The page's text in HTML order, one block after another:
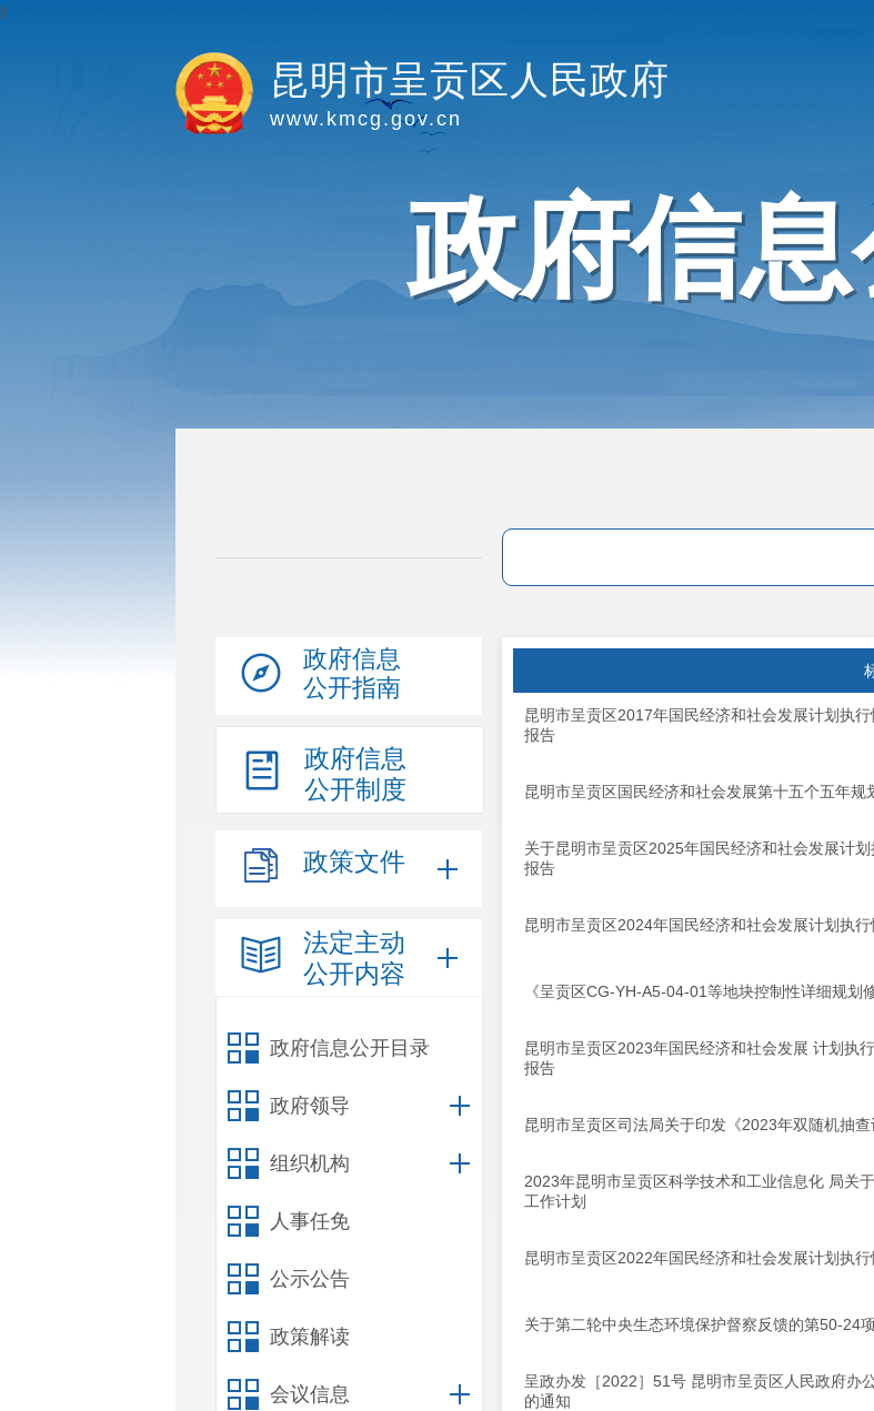
y
昆明市呈贡区人民政府
www.kmcg.gov.cn
政府信
政府信息
公开指南
政府信息
公开制度
政策文件
法定主动
公开内容
政府信息公开目录
政府领导
组织机构
人事任免
公示公告
政策解读
会议信息
昆明市呈贡区2017年国民经济和社会发展计划执
报告
昆明市呈贡区国民经济和社会发展第十五个五年规
关于昆明市呈贡区2025年国民经济和社会发展计
报告
昆明市呈贡区2024年国民经济和社会发展计划执
《呈贡区CG-YH-A5-04-01等地块控制性详细规划
昆明市呈贡区2023年国民经济和社会发展 计划执
报告
昆明市呈贡区司法局关于印发《2023年双随机抽
2023年昆明市呈贡区科学技术和工业信息化 局关
工作计划
昆明市呈贡区2022年国民经济和社会发展计划执
关于第二轮中央生态环境保护督察反馈的第50-24
呈政办发［2022］51号 昆明市呈贡区人民政府办
的通知